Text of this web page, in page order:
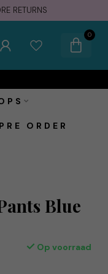
RETURNS
0
PRE ORDER
aan winkelwagen
Blue
Op voorraad